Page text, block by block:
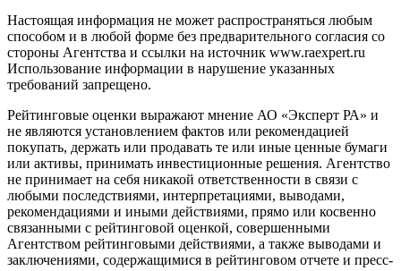
Настоящая информация не может распространяться любым
способом и в любой форме без предварительного согласия со
стороны Агентства и ссылки на источник www.raexpert.ru
Использование информации в нарушение указанных
требований запрещено.
Рейтинговые оценки выражают мнение АО «Эксперт РА» и
не являются установлением фактов или рекомендацией
покупать, держать или продавать те или иные ценные бумаги
или активы, принимать инвестиционные решения. Агентство
не принимает на себя никакой ответственности в связи с
любыми последствиями, интерпретациями, выводами,
рекомендациями и иными действиями, прямо или косвенно
связанными с рейтинговой оценкой, совершенными
Агентством рейтинговыми действиями, а также выводами и
заключениями, содержащимися в рейтинговом отчете и пресс-